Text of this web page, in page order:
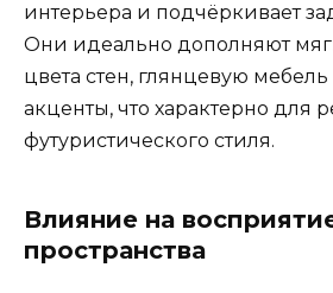
интерьера и подчёркивает
Они идеально дополняют
цвета стен, глянцевую
акценты, что характерно для
футуристического стиля.
Влияние на
пространства